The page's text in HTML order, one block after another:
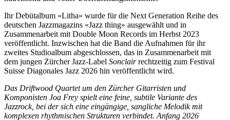
Ihr Debütalbum «Litha» wurde für die Next Generation Reihe des
deutschen Jazzmagazins «Jazz thing» ausgewählt und in
Zusammenarbeit mit Double Moon Records im Herbst 2023
veröffentlicht. Inzwischen hat die Band die Aufnahmen für ihr
zweites Studioalbum abgeschlossen, das in Zusammenarbeit mit
dem jungen Zürcher Jazz-Label Sonclairrechtzeitig zum Festival
Suisse Diagonales Jazz 2026 hin veröffentlicht wird.
Das Driftwood Quartet um den Zürcher Gitarristen und
Komponisten Joa Frey spielt eine feine, subtile Variante des
Jazzrock, bei der sich eine eingängige, sangliche Melodik mit
komplexen rhythmischen Strukturen verbindet. Anfang 2026